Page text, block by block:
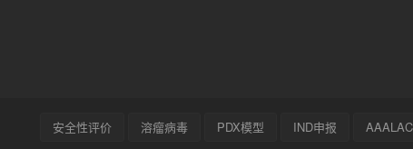
安全性评价 溶瘤病毒 PDX模型 IND申报 AAALAC